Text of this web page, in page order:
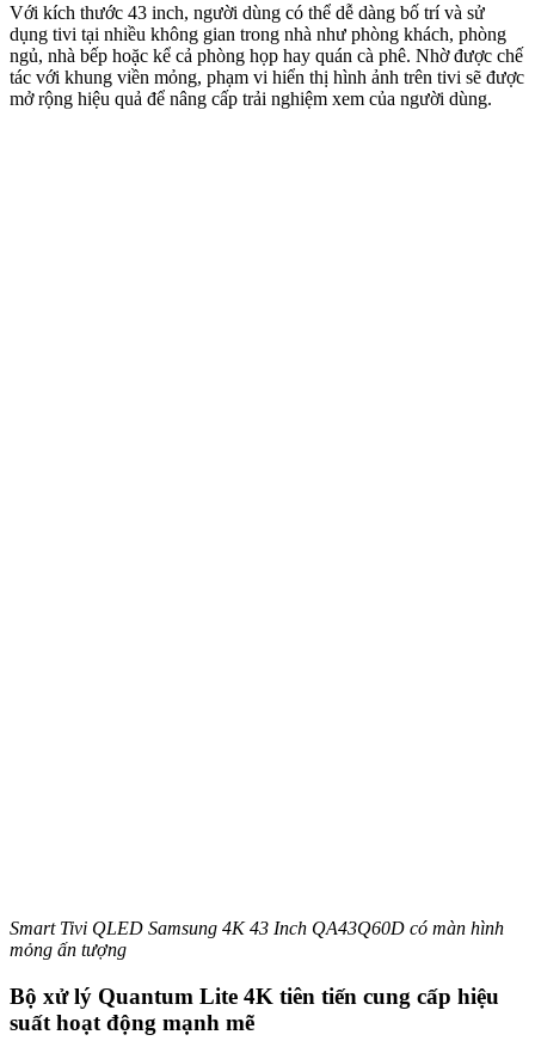
Với kích thước 43 inch, người dùng có thể dễ dàng bố trí và sử
dụng tivi tại nhiều không gian trong nhà như phòng khách, phòng
ngủ, nhà bếp hoặc kể cả phòng họp hay quán cà phê. Nhờ được chế
tác với khung viền mỏng, phạm vi hiển thị hình ảnh trên tivi sẽ được
mở rộng hiệu quả để nâng cấp trải nghiệm xem của người dùng.
Smart Tivi QLED Samsung 4K 43 Inch QA43Q60D có màn hình
mỏng ấn tượng
Bộ xử lý Quantum Lite 4K tiên tiến cung cấp hiệu
suất hoạt động mạnh mẽ